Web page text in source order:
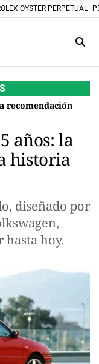
OYSTER PERPETUAL
Windows 11 y qué significa para ti
años: la
historia
diseñado por
hasta hoy.